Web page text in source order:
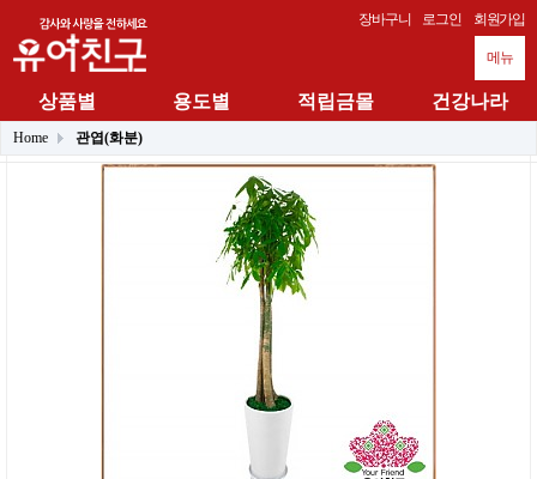
회원가입
로그인
장바구니
상품별 용도별 적립금몰 건강나라
메뉴
Home 관엽(화분)